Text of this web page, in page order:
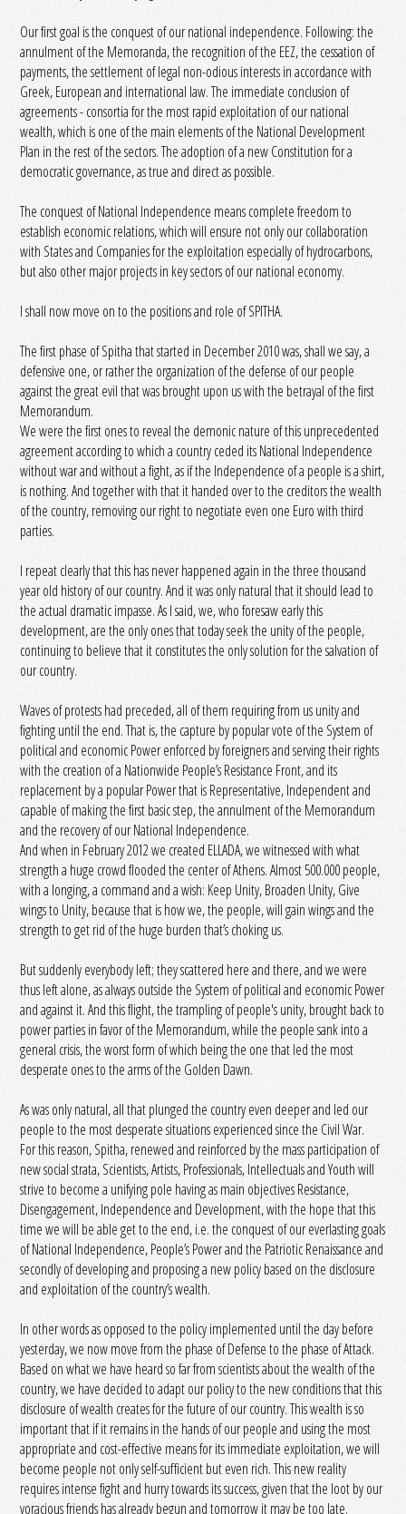
Our first goal is the conquest of our national independence. Following: the
annulment of the Memoranda, the recognition of the EEZ, the cessation of
payments, the settlement of legal non-odious interests in accordance with
Greek, European and international law. The immediate conclusion of
agreements - consortia for the most rapid exploitation of our national
wealth, which is one of the main elements of the National Development
Plan in the rest of the sectors. The adoption of a new Constitution for a
democratic governance, as true and direct as possible.
The conquest of National Independence means complete freedom to
establish economic relations, which will ensure not only our collaboration
with States and Companies for the exploitation especially of hydrocarbons,
but also other major projects in key sectors of our national economy.
I shall now move on to the positions and role of SPITHA.
The first phase of Spitha that started in December 2010 was, shall we say, a
defensive one, or rather the organization of the defense of our people
against the great evil that was brought upon us with the betrayal of the first
Memorandum.
We were the first ones to reveal the demonic nature of this unprecedented
agreement according to which a country ceded its National Independence
without war and without a fight, as if the Independence of a people is a shirt,
is nothing. And together with that it handed over to the creditors the wealth
of the country, removing our right to negotiate even one Euro with third
parties.
I repeat clearly that this has never happened again in the three thousand
year old history of our country. And it was only natural that it should lead to
the actual dramatic impasse. As I said, we, who foresaw early this
development, are the only ones that today seek the unity of the people,
continuing to believe that it constitutes the only solution for the salvation of
our country.
Waves of protests had preceded, all of them requiring from us unity and
fighting until the end. That is, the capture by popular vote of the System of
political and economic Power enforced by foreigners and serving their rights
with the creation of a Nationwide People’s Resistance Front, and its
replacement by a popular Power that is Representative, Independent and
capable of making the first basic step, the annulment of the Memorandum
and the recovery of our National Independence.
And when in February 2012 we created ELLADA, we witnessed with what
strength a huge crowd flooded the center of Athens. Almost 500.000 people,
with a longing, a command and a wish: Keep Unity, Broaden Unity, Give
wings to Unity, because that is how we, the people, will gain wings and the
strength to get rid of the huge burden that’s choking us.
But suddenly everybody left; they scattered here and there, and we were
thus left alone, as always outside the System of political and economic Power
and against it. And this flight, the trampling of people's unity, brought back to
power parties in favor of the Memorandum, while the people sank into a
general crisis, the worst form of which being the one that led the most
desperate ones to the arms of the Golden Dawn.
As was only natural, all that plunged the country even deeper and led our
people to the most desperate situations experienced since the Civil War.
For this reason, Spitha, renewed and reinforced by the mass participation of
new social strata, Scientists, Artists, Professionals, Intellectuals and Youth will
strive to become a unifying pole having as main objectives Resistance,
Disengagement, Independence and Development, with the hope that this
time we will be able get to the end, i.e. the conquest of our everlasting goals
of National Independence, People’s Power and the Patriotic Renaissance and
secondly of developing and proposing a new policy based on the disclosure
and exploitation of the country’s wealth.
In other words as opposed to the policy implemented until the day before
yesterday, we now move from the phase of Defense to the phase of Attack.
Based on what we have heard so far from scientists about the wealth of the
country, we have decided to adapt our policy to the new conditions that this
disclosure of wealth creates for the future of our country. This wealth is so
important that if it remains in the hands of our people and using the most
appropriate and cost-effective means for its immediate exploitation, we will
become people not only self-sufficient but even rich. This new reality
requires intense fight and hurry towards its success, given that the loot by our
voracious friends has already begun and tomorrow it may be too late.